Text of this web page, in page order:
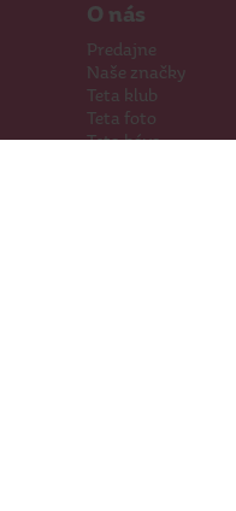
O nás
Predajne
Naše značky
Teta klub
Teta foto
Teta káva